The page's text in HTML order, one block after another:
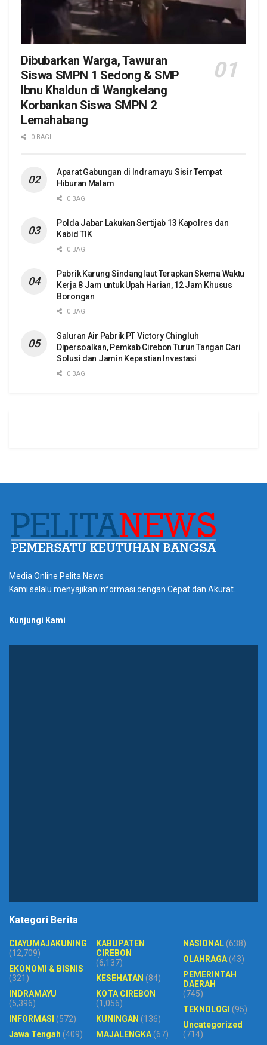
Dibubarkan Warga, Tawuran
Siswa SMPN 1 Sedong & SMP
Ibnu Khaldun di Wangkelang
Korbankan Siswa SMPN 2
Lemahabang
0 BAGI
Aparat Gabungan di Indramayu Sisir Tempat
Hiburan Malam
0 BAGI
Polda Jabar Lakukan Sertijab 13 Kapolres dan
Kabid TIK
0 BAGI
Pabrik Karung Sindanglaut Terapkan Skema Waktu
Kerja 8 Jam untuk Upah Harian, 12 Jam Khusus
Borongan
0 BAGI
Saluran Air Pabrik PT Victory Chingluh
Dipersoalkan, Pemkab Cirebon Turun Tangan Cari
Solusi dan Jamin Kepastian Investasi
0 BAGI
Media Online Pelita News
Kami selalu menyajikan informasi dengan Cepat dan Akurat.
Kunjungi Kami
Kategori Berita
CIAYUMAJAKUNING
(12,709)
EKONOMI & BISNIS
(321)
INDRAMAYU
(5,396)
INFORMASI (572)
Jawa Tengah (409)
KABUPATEN
CIREBON
(6,137)
KESEHATAN (84)
KOTA CIREBON
(1,056)
KUNINGAN (136)
MAJALENGKA(67)
NASIONAL(638)
OLAHRAGA(43)
PEMERINTAH
DAERAH
(745)
TEKNOLOGI (95)
Uncategorized
(714)